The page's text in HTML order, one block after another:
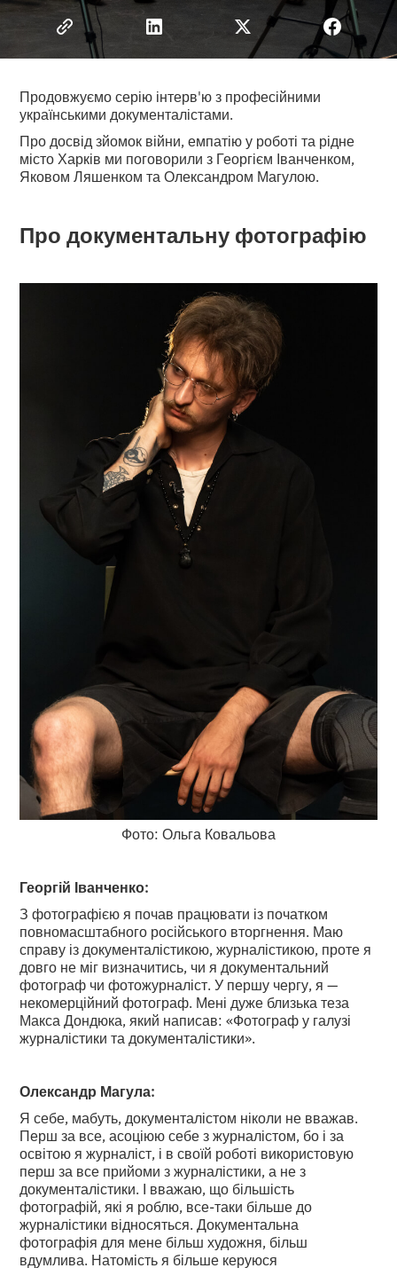
Продовжуємо серію інтерв'ю з професійними
українськими документалістами.
Про досвід зйомок війни, емпатію у роботі та рідне
місто Харків ми поговорили з Георгієм Іванченком,
Яковом Ляшенком та Олександром Магулою.
Про документальну фотографію
Фото: Ольга Ковальова
Георгій Іванченко:
З фотографією я почав працювати із початком
повномасштабного російського вторгнення. Маю
справу із документалістикою, журналістикою, проте я
довго не міг визначитись, чи я документальний
фотограф чи фотожурналіст. У першу чергу, я —
некомерційний фотограф. Мені дуже близька теза
Макса Дондюка, який написав: «Фотограф у галузі
журналістики та документалістики».
Олександр Магула:
Я себе, мабуть, документалістом ніколи не вважав.
Перш за все, асоціюю себе з журналістом, бо і за
освітою я журналіст, і в своїй роботі використовую
перш за все прийоми з журналістики, а не з
документалістики. І вважаю, що більшість
фотографій, які я роблю, все-таки більше до
журналістики відносяться. Документальна
фотографія для мене більш художня, більш
вдумлива. Натомість я більше керуюся